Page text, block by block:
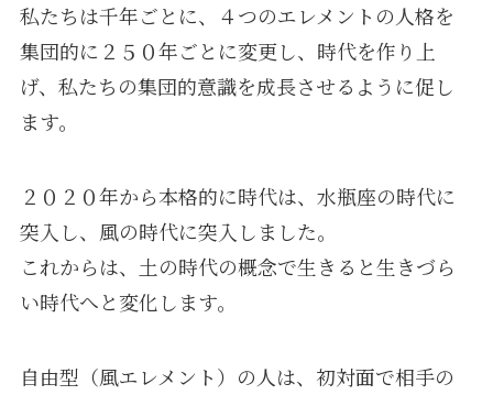
私たちは千年ごとに、４つのエレメントの人格を
集団的に２５０年ごとに変更し、時代を作り上
げ、私たちの集団的意識を成長させるように促し
ます。
２０２０年から本格的に時代は、水瓶座の時代に
突入し、風の時代に突入しました。
これからは、土の時代の概念で生きると生きづら
い時代へと変化します。
自由型（風エレメント）の人は、初対面で相手の